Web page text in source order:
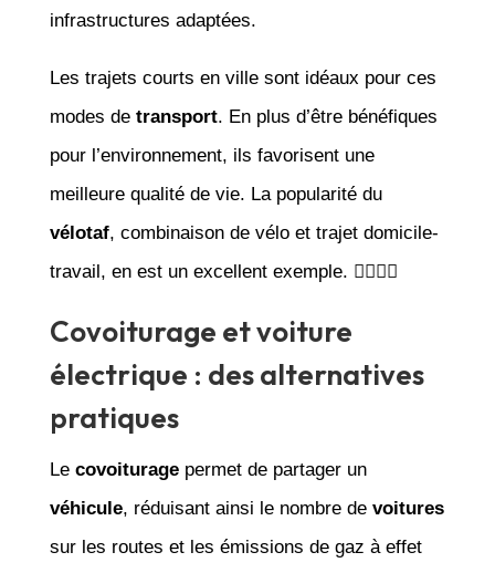
infrastructures adaptées.
Les trajets courts en ville sont idéaux pour ces
modes de transport. En plus d’être bénéfiques
pour l’environnement, ils favorisent une
meilleure qualité de vie. La popularité du
vélotaf, combinaison de vélo et trajet domicile-
travail, en est un excellent exemple. 🚶‍♂️🚴‍♀️
Covoiturage et voiture
électrique : des alternatives
pratiques
Le covoituragepermet de partager un
véhicule, réduisant ainsi le nombre de voitures
sur les routes et les émissions de gaz à effet